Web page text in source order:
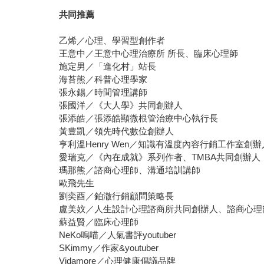
共同推薦
乙烯／心理、學習型創作者
王意中／王意中心理治療所 所長、臨床心理師
施定男／「進化村」站長
海苔熊／科普心理學家
張永錫／時間管理講師
張國洋／《大人學》共同創辦人
張添皓／張添皓顯微根管治療中心執行長
黃豊凱／領先時代數位創辦人
亨利溫Henry Wen／知識有溫度內容行銷工作室創辦
愛瑞克／《內在成就》系列作者、TMBA共同創辦人
瑪那熊／諮商心理師、溝通培訓講師
歐飛先生
劉奕酉／鉑澈行銷顧問策略長
盧美妏／人生設計心理諮商所共同創辦人、諮商心理
蘇益賢／臨床心理師
NeKo嗚喵／人氣書評youtuber
SKimmy／作家&youtuber
Vidamore／心理健康倡議品牌